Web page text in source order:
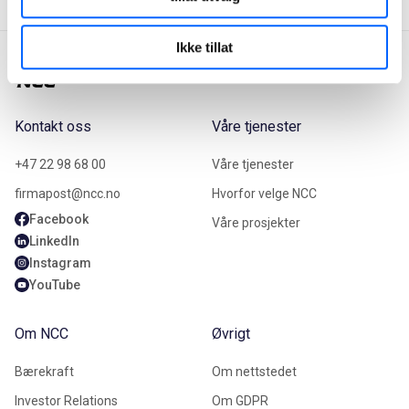
Ikke tillat
Kontakt oss
+47 22 98 68 00
firmapost@ncc.no
Facebook
LinkedIn
Instagram
YouTube
Våre tjenester
Våre tjenester
Hvorfor velge NCC
Våre prosjekter
Om NCC
Bærekraft
Investor Relations
Øvrigt
Om nettstedet
Om GDPR